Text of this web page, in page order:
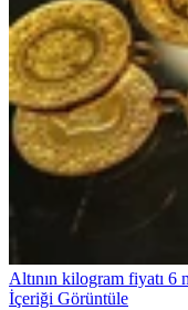
Altının kilogram fiyatı
İçeriği Görüntüle